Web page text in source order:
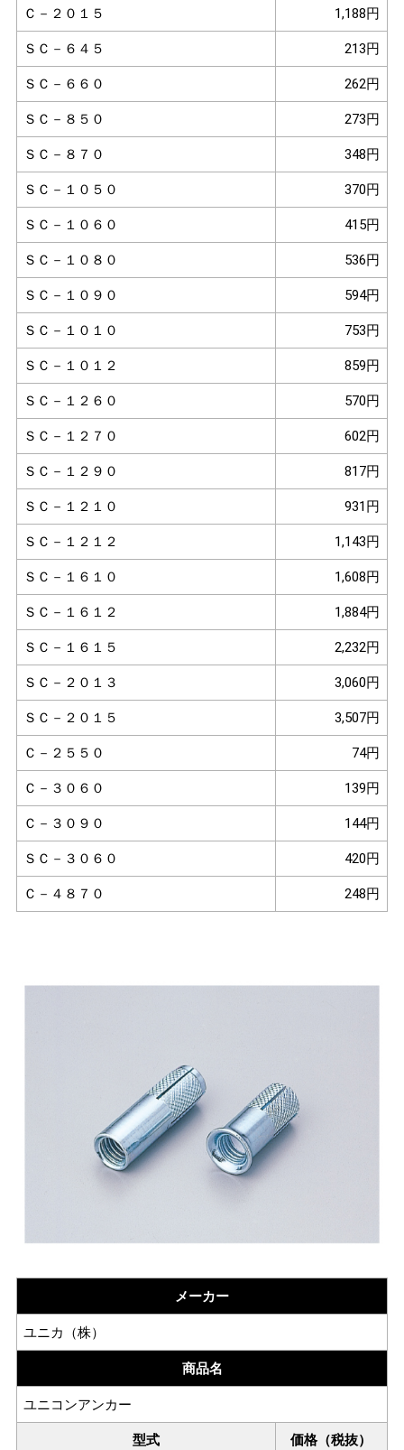
Ｃ－２０１５ 1,188円
ＳＣ－６４５ 213円
ＳＣ－６６０ 262円
ＳＣ－８５０ 273円
ＳＣ－８７０ 348円
ＳＣ－１０５０ 370円
ＳＣ－１０６０ 415円
ＳＣ－１０８０ 536円
ＳＣ－１０９０ 594円
ＳＣ－１０１０ 753円
ＳＣ－１０１２ 859円
ＳＣ－１２６０ 570円
ＳＣ－１２７０ 602円
ＳＣ－１２９０ 817円
ＳＣ－１２１０ 931円
ＳＣ－１２１２ 1,143円
ＳＣ－１６１０ 1,608円
ＳＣ－１６１２ 1,884円
ＳＣ－１６１５ 2,232円
ＳＣ－２０１３ 3,060円
ＳＣ－２０１５ 3,507円
Ｃ－２５５０ 74円
Ｃ－３０６０ 139円
Ｃ－３０９０ 144円
ＳＣ－３０６０ 420円
Ｃ－４８７０ 248円
メーカー
ユニカ（株）
商品名
ユニコンアンカー
型式 価格（税抜）